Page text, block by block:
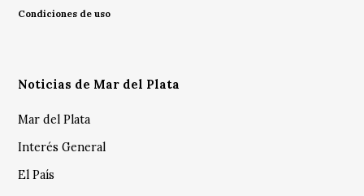
Condiciones de uso
Noticias de Mar del Plata
Mar del Plata
Interés General
El País